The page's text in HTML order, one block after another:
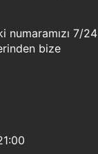
numaramızı 7/24
bize